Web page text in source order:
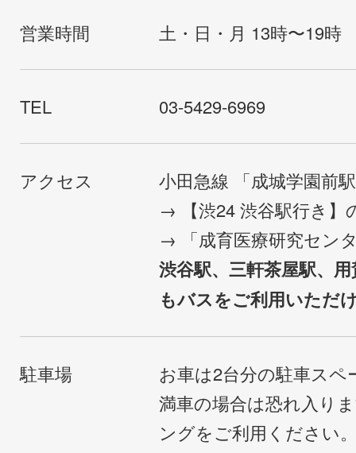
営業時間 土・日・月 13時〜19時
TEL 03-5429-6969
アクセス
小田急線 「成城学園前
→ 【渋24 渋谷駅行き】
→ 「成育医療研究セン
渋谷駅、三軒茶屋駅、
もバスをご利用いただ
駐車場
お車は2台分の駐車ス
満車の場合は恐れ入り
ングをご利用ください